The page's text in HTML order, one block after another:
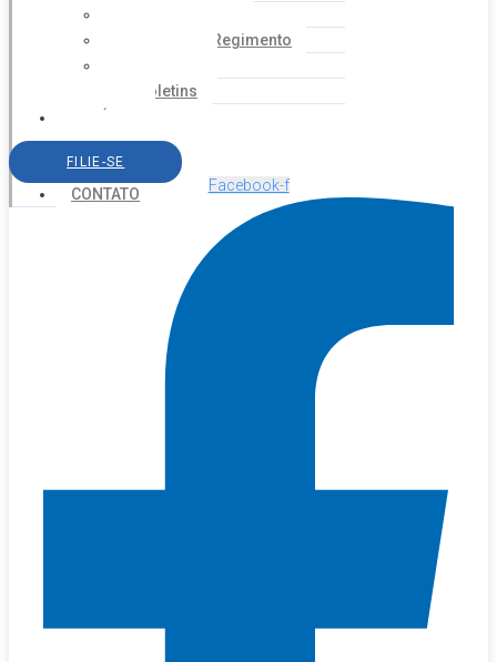
Estatuto e Regimento
Boletins
SERVIÇOS
AGENDA
CONTATO
FILIE-SE
Facebook-f